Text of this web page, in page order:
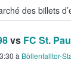
des billets
fans
vs FC St.
à Böllenfalltor-